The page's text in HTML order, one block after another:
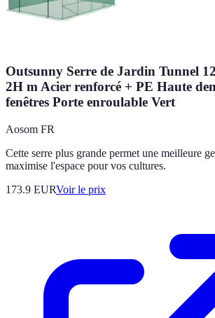
Outsunny Serre de Jardin Tunnel
2H m Acier renforcé + PE Haute
fenêtres Porte enroulable Vert
Aosom FR
Cette serre plus grande permet une meilleure
maximise l'espace pour vos cultures.
173.9 EURVoir le prix